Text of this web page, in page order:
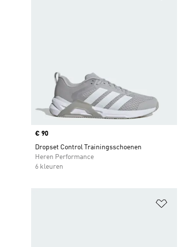
Price
€ 90
Dropset Control Trainingsschoenen
Heren Performance
6 kleuren